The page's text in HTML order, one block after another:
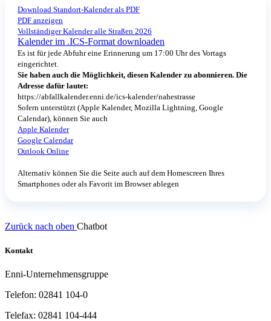
Download Standort-Kalender als PDF
PDF anzeigen
Vollständiger Kalender alle Straßen 2026
Kalender im .ICS-Format downloaden
Es ist für jede Abfuhr eine Erinnerung um 17:00 Uhr des Vortags
eingerichtet.
Sie haben auch die Möglichkeit, diesen Kalender zu abonnieren. Die
Adresse dafür lautet:
https://abfallkalender.enni.de/ics-kalender/nahestrasse
Sofern unterstützt (Apple Kalender, Mozilla Lightning, Google
Calendar), können Sie auch
Apple Kalender
Google Calendar
Outlook Online
Alternativ können Sie die Seite auch auf dem Homescreen Ihres
Smartphones oder als Favorit im Browser ablegen
Zurück nach oben Chatbot
Kontakt
Enni-Unternehmensgruppe
Telefon: 02841 104-0
Telefax: 02841 104-444